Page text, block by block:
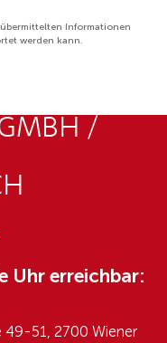
Informationen
werden kann.
/
Uhr erreichbar:
49-51, 2700 Wiener